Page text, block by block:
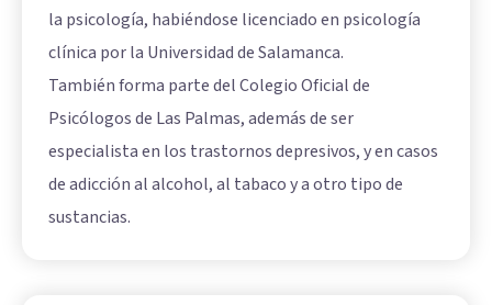
la psicología, habiéndose licenciado en psicología
clínica por la Universidad de Salamanca.
También forma parte del Colegio Oficial de
Psicólogos de Las Palmas, además de ser
especialista en los trastornos depresivos, y en casos
de adicción al alcohol, al tabaco y a otro tipo de
sustancias.